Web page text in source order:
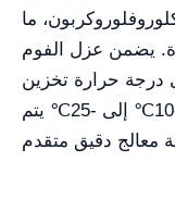
ما
يضمن عزل الفوم
درجة حرارة تخزين
مستقرة، مع نطاق قابل للتعديل من -10℃ إلى -25℃ يتم